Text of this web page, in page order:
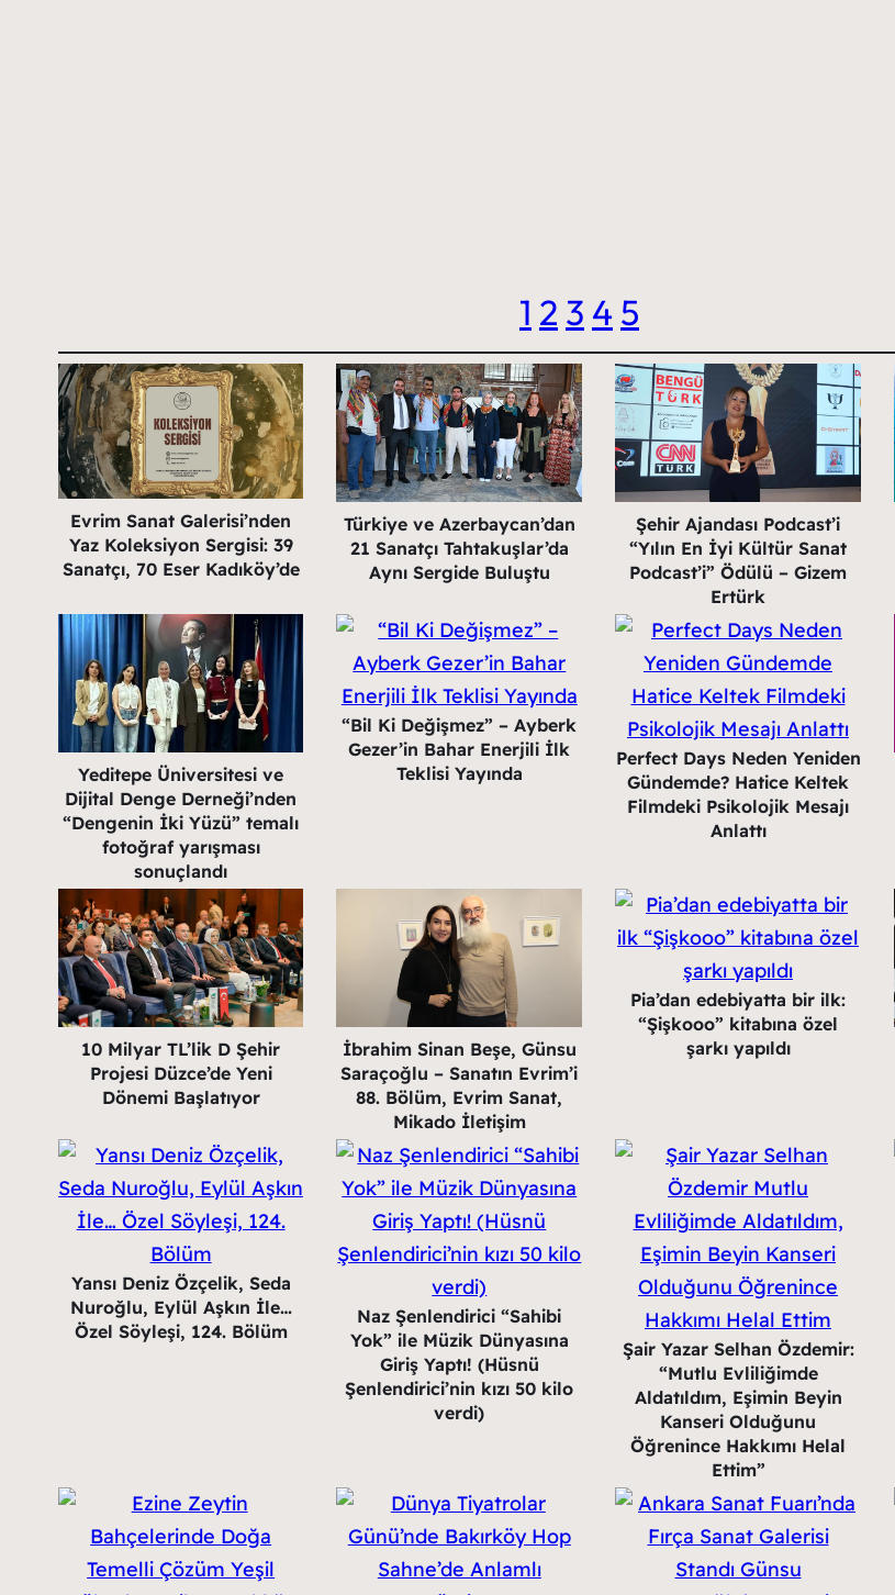
1 2 3 4 5
Evrim Sanat Galerisi’nden
Yaz Koleksiyon Sergisi: 39
Sanatçı, 70 Eser Kadıköy’de
Türkiye ve Azerbaycan’dan
21 Sanatçı Tahtakuşlar’da
Aynı Sergide Buluştu
Şehir Ajandası Podcast’i
“Yılın En İyi Kültür Sanat
Podcast’i” Ödülü – Gizem
Ertürk
Yeditepe Üniversitesi ve
Dijital Denge Derneği’nden
“Dengenin İki Yüzü” temalı
fotoğraf yarışması
sonuçlandı
“Bil Ki Değişmez” – Ayberk
Gezer’in Bahar Enerjili İlk
Teklisi Yayında
Perfect Days Neden Yeniden
Gündemde? Hatice Keltek
Filmdeki Psikolojik Mesajı
Anlattı
10 Milyar TL’lik D Şehir
Projesi Düzce’de Yeni
Dönemi Başlatıyor
İbrahim Sinan Beşe, Günsu
Saraçoğlu – Sanatın Evrim’i
88. Bölüm, Evrim Sanat,
Mikado İletişim
Pia’dan edebiyatta bir ilk:
“Şişkooo” kitabına özel
şarkı yapıldı
Yansı Deniz Özçelik, Seda
Nuroğlu, Eylül Aşkın İle…
Özel Söyleşi, 124. Bölüm
Naz Şenlendirici “Sahibi
Yok” ile Müzik Dünyasına
Giriş Yaptı! (Hüsnü
Şenlendirici’nin kızı 50 kilo
verdi)
Şair Yazar Selhan Özdemir:
“Mutlu Evliliğimde
Aldatıldım, Eşimin Beyin
Kanseri Olduğunu
Öğrenince Hakkımı Helal
Ettim”